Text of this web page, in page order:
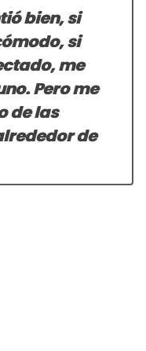
bien, si
si
me
Pero me
de las
de